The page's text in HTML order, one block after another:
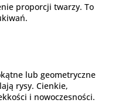
proporcji twarzy. To
lub geometryczne
rysy. Cienkie,
i nowoczesności.